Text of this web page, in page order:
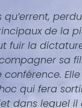
qu’errent,
de la
fuir la
sa
qui fera
dans lequel